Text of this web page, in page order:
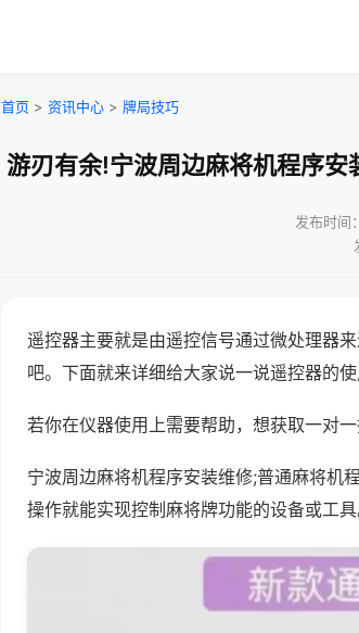
首页 > 资讯中心 > 牌局技巧
游刃有余!宁波周边麻将机程序
发布时间
遥控器主要就是由遥控信号通过微处理器
吧。下面就来详细给大家说一说遥控器的使
若你在仪器使用上需要帮助，想获取一对
宁波周边麻将机程序安装维修;普通麻将机
操作就能实现控制麻将牌功能的设备或工具